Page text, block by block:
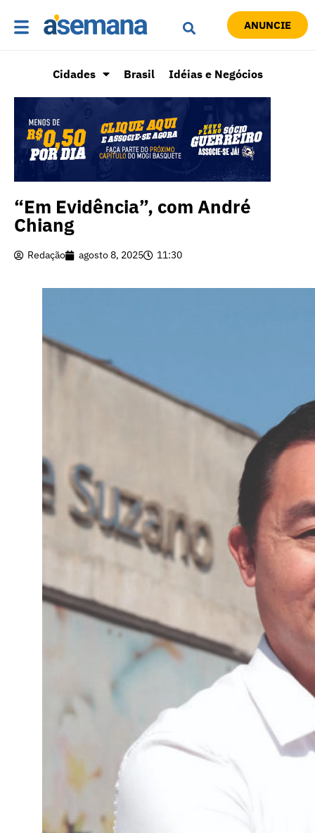
ANUNCIE
Cidades Brasil Idéias e Negócios
“Em Evidência”, com André
Chiang
Redação agosto 8, 2025 11:30